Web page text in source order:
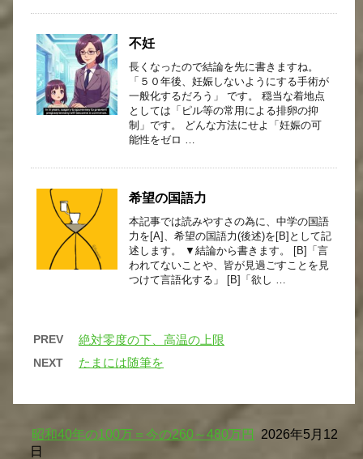
不妊
長くなったので結論を先に書きますね。
「５０年後、妊娠しないようにする手術が
一般化するだろう」 です。 穏当な着地点
としては「ピル等の常用による排卵の抑
制」です。 どんな方法にせよ「妊娠の可
能性をゼロ …
希望の国語力
本記事では読みやすさの為に、中学の国語
力を[A]、希望の国語力(後述)を[B]として記
述します。 ▼結論から書きます。 [B]「言
われてないことや、皆が見過ごすことを見
つけて言語化する」 [B]「欲し …
PREV 絶対零度の下、高温の上限
NEXT たまには随筆を
昭和40年の100万＝今の260～480万円
2026年5月12
日